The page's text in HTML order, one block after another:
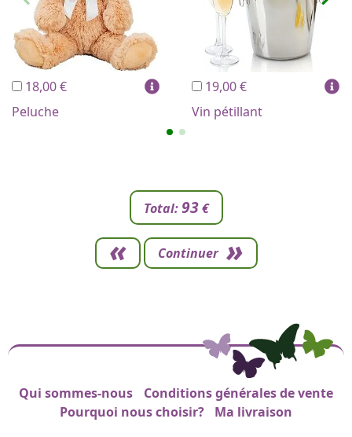
18,00 €
Peluche
19,00 €
Vin pétillant
Total:93€
Continuer
Liens de pied de page
Qui sommes-nous
Conditions générales de vente
Pourquoi nous choisir?
Ma livraison